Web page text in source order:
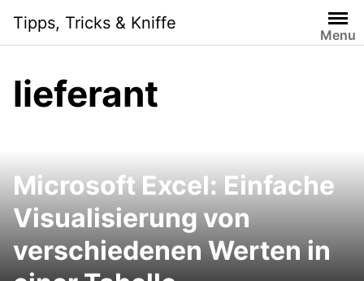
content
Tipps, Tricks & Kniffe
Menu
lieferant
Microsoft Excel: Einfache
Visualisierung von
verschiedenen Werten in